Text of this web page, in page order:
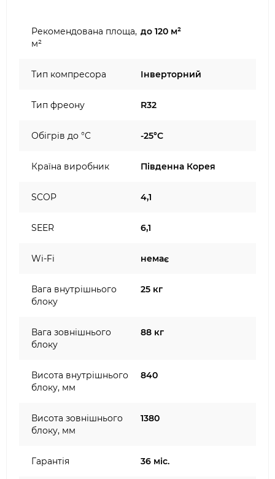
Рекомендована площа,
м²
до 120 м²
Тип компресора Інверторний
Тип фреону R32
Обігрів до °C -25°C
Країна виробник Південна Корея
SCOP 4,1
SEER 6,1
Wi-Fi немає
Вага внутрішнього
блоку
25 кг
Вага зовнішнього
блоку
88 кг
Висота внутрішнього
блоку, мм
840
Висота зовнішнього
блоку, мм
1380
Гарантія 36 міс.